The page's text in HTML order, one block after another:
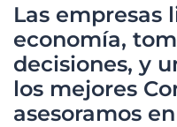
Las empresas
economía,
decisiones, y
los mejores
asesoramos